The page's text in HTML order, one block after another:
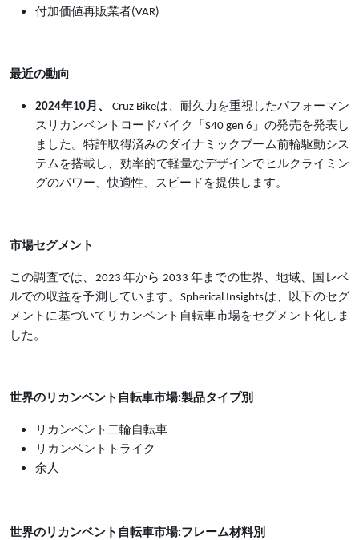
付加価値再販業者(VAR)
最近の動向
2024年10月、Cruz Bikeは、耐久力を重視したパフォーマン
スリカンベントロードバイク「S40 gen 6」の発売を発表し
ました。特許取得済みのダイナミックブーム前輪駆動シス
テムを搭載し、効率的で軽量なデザインでヒルクライミン
グのパワー、快適性、スピードを提供します。
市場セグメント
この調査では、 2023 年から 2033 年までの世界、地域、国レベ
ルでの収益を予測しています。Spherical Insightsは、以下のセグ
メントに基づいてリカンベント自転車市場をセグメント化しま
した。
世界のリカンベント自転車市場:製品タイプ別
リカンベント二輪自転車
リカンベントトライク
余人
世界のリカンベント自転車市場:フレーム材料別